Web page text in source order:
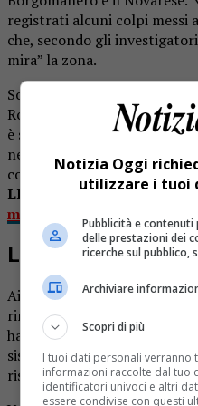
registrati alcuni colpi messi
che, secondo gli
mira” la zona.
Solo negli ultimi giorni
Romagnano, Maggiora e
è sempre lo stesso: i ladri
nelle abitazioni e, una volta
contanti e gioielli.
LEGGI ANCHE:
mira dai ladri
Le denunce dei
Ai proprietari, spesso
rimasto altro che sporgere
ha già avviato le indagini,
sistemi di videosorveglianza
risalire ai responsabili.
Notizia Oggi
utilizzare i tuoi
Pubblicità e
delle prestazioni dei
ricerche sul pubblico,
Archiviare
Scopri di più
I tuoi dati personali verranno
informazioni raccolte dal tuo
identificatori univoci e altri
essere condivise con questi